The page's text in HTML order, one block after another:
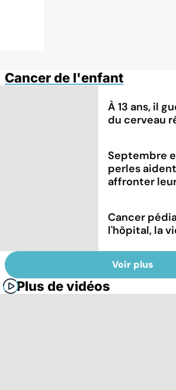
Cancer de l'enfant
À 13 ans, il
du cerveau
Septembre
perles
affronter
Cancer
l'hôpital, la
Voir plus
Plus de vidéos